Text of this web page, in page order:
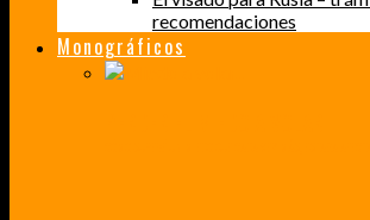
recomendaciones
Monográficos